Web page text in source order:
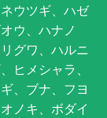
ウツギ、ハゼ
ウ、ハナノ
グワ、ハルニ
ヒメシャラ、
、ブナ、フヨ
ノキ、ボダイ